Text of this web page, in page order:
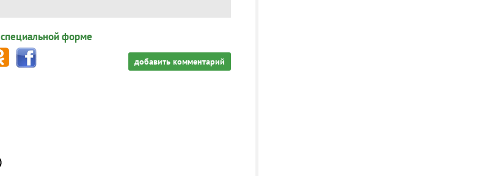
специальной форме
добавить комментарий